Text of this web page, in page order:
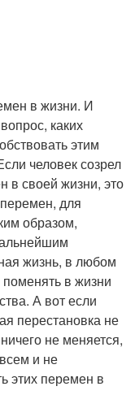
в жизни. И
каких
этим
человек созрел
в своей жизни, это
для
образом,
жизнь, в любом
в жизни
А вот если
перестановка не
не меняется,
и не
этих перемен в